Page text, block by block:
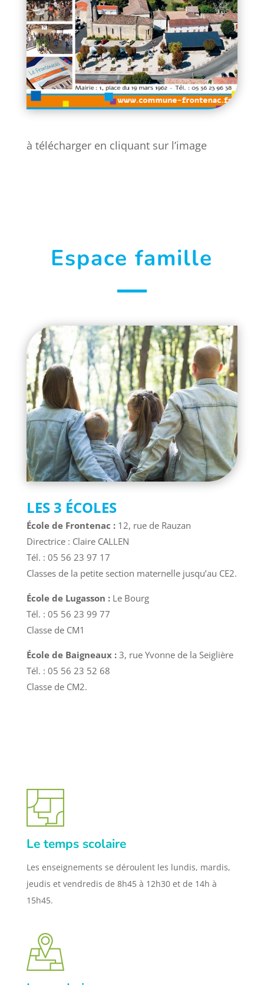
à télécharger en cliquant sur l’image
Espace famille
LES 3 ÉCOLES
École de Frontenac : 12, rue de Rauzan
Directrice : Claire CALLEN
Tél. : 05 56 23 97 17
Classes de la petite section maternelle jusqu’au CE2.
École de Lugasson : Le Bourg
Tél. : 05 56 23 99 77
Classe de CM1
École de Baigneaux :3, rue Yvonne de la Seiglière
Tél. : 05 56 23 52 68
Classe de CM2.
Le temps scolaire
Les enseignements se déroulent les lundis, mardis,
jeudis et vendredis de 8h45 à 12h30 et de 14h à
15h45.